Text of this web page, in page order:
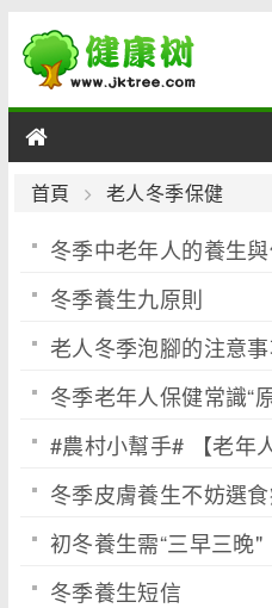
男性
女性
育兒
老人
疾病
首頁 老人冬季保健
冬季中老年人的養生
冬季養生九原則
老人冬季泡腳的注意
冬季老年人保健常識“
#農村小幫手# 【老年
冬季皮膚養生不妨選
初冬養生需“三早三晚"
冬季養生短信